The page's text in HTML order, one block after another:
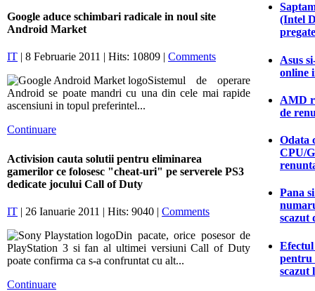
Google aduce schimbari radicale in noul site
Android Market
IT | 8 Februarie 2011 | Hits: 10809 | Comments
Sistemul de operare
Android se poate mandri cu una din cele mai rapide
ascensiuni in topul preferintel...
Continuare
Activision cauta solutii pentru eliminarea
gamerilor ce folosesc "cheat-uri" pe serverele PS3
dedicate jocului Call of Duty
IT | 26 Ianuarie 2011 | Hits: 9040 | Comments
Din pacate, orice posesor de
PlayStation 3 si fan al ultimei versiuni Call of Duty
poate confirma ca s-a confruntat cu alt...
Continuare
(Intel
Asus
online
AMD
de
Odata
CPU/
Pana
scazut
pentru
scazut